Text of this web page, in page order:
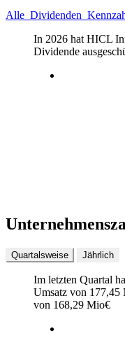
Alle Dividenden
In 2026 hat HICL
Dividende
Quartalsweise Jährlich
Im letzten Quartal
Umsatz von 177,45
von 168,29 Mio€